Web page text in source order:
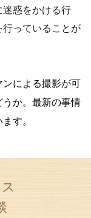
惑をかける行
っていることが
による撮影が可
か。 最新の事情
す。